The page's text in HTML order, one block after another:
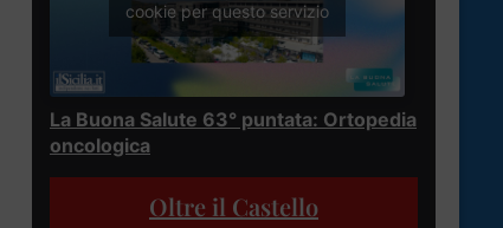
cookie per questo servizio
La Buona Salute 63° puntata: Ortopedia
oncologica
Oltre il Castello